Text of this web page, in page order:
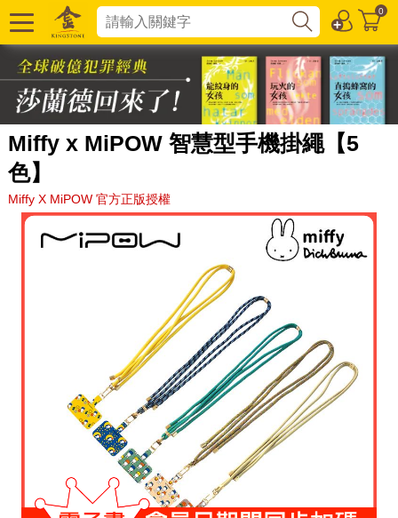
0
Miffy x MiPOW 智慧型手機掛繩【5
色】
Miffy X MiPOW 官方正版授權